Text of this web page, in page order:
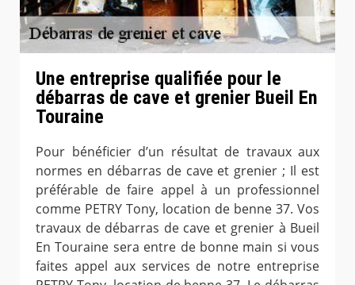
Une entreprise qualifiée pour le
débarras de cave et grenier Bueil En
Touraine
Pour bénéficier d’un résultat de travaux aux
normes en débarras de cave et grenier ; Il est
préférable de faire appel à un professionnel
comme PETRY Tony, location de benne 37. Vos
travaux de débarras de cave et grenier à Bueil
En Touraine sera entre de bonne main si vous
faites appel aux services de notre entreprise